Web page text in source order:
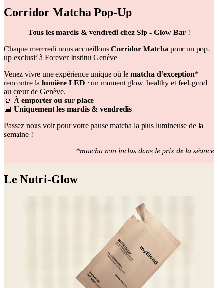
Corridor Matcha Pop-Up
Tous les mardis & vendredi chez Sip - Glow Bar !
Chaque mercredi nous accueillons Corridor Matcha pour un pop-
up exclusif à Forever Institut Genève
Venez vivre une expérience unique où le matcha d’exception*
rencontre la lumière LED : un moment glow, healthy et feel-good
au cœur de Genève.
🥤 À emporter ou sur place
📅 Uniquement les mardis & vendredis
Passez nous voir pour votre pause matcha la plus lumineuse de la
semaine !
*matcha non inclus dans le prix de la séance
Le Nutri-Glow